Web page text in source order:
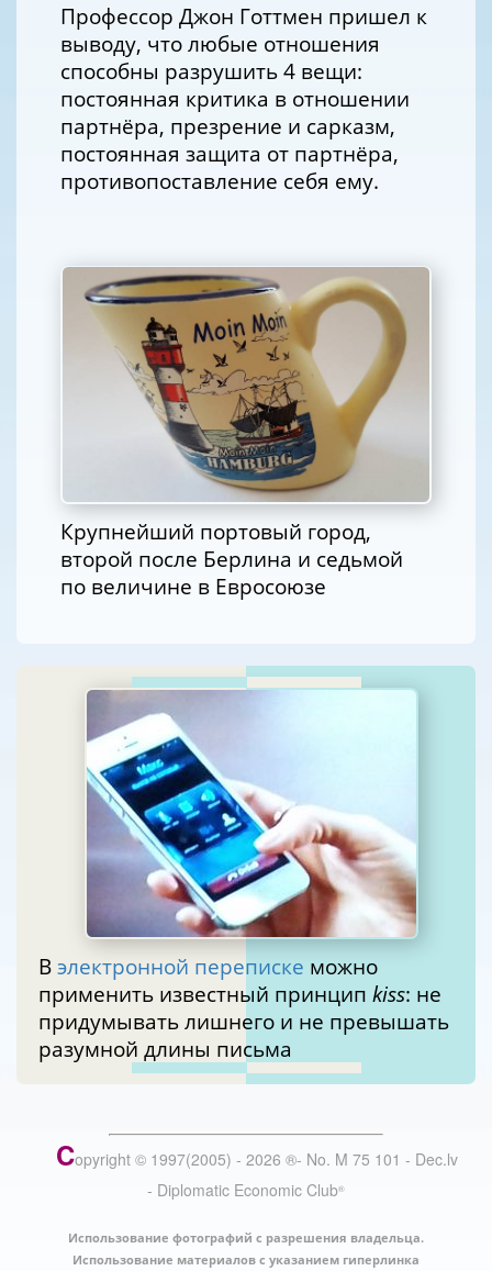
Профессор Джон Готтмен пришел к
выводу, что любые отношения
способны разрушить 4 вещи:
постоянная критика в отношении
партнёра, презрение и сарказм,
постоянная защита от партнёра,
противопоставление себя ему.
Крупнейший портовый город,
второй после Берлина и седьмой
по величине в Евросоюзе
В электронной переписке можно
применить известный принцип kiss: не
придумывать лишнего и не превышать
разумной длины письма
Copyright © 1997(2005) - 2026 ®- No. M 75 101 - Dec.lv
- Diplomatic Economic Club®
Использование фотографий с разрешения владельца.
Использование материалов с указанием гиперлинка